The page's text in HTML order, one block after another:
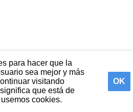
para hacer que la
sea mejor y más
visitando
que está de
cookies.
OK